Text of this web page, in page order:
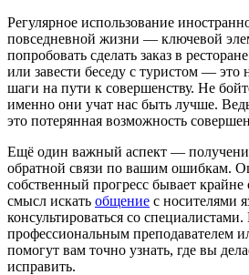
Регулярное использование
повседневной жизни — ключевой
попробовать сделать заказ в
или завести беседу с туристом —
шаги на пути к совершенству. Не
именно они учат нас быть лучше.
это потерянная возможность
Ещё один важный аспект —
обратной связи по вашим ошибкам.
собственный прогресс бывает
смысл искать общение с носителями
консультироваться со
профессиональным преподавателем
помогут вам точно узнать, где вы
исправить.